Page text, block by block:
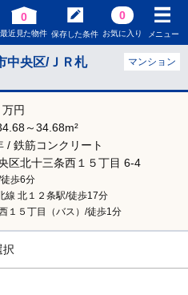
0
最近見た物件 保存した条件
0
お気に入り メニュー
中央区/ＪＲ札
マンション
万円
～34.68m²
/ 鉄筋コンクリート
区北十三条西１５丁目 6-4
歩6分
線 北１２条駅/徒歩17分
１５丁目（バス）/徒歩1分
択